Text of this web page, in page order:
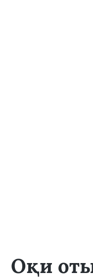
Оқи